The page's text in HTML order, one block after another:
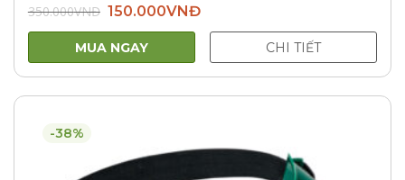
350.000VNĐ Giá
gốc
là:
350.000VNĐ.
150.000VNĐGiá
tại
150.000VNĐ.
MUA NGAY CHI TIẾT
-38%